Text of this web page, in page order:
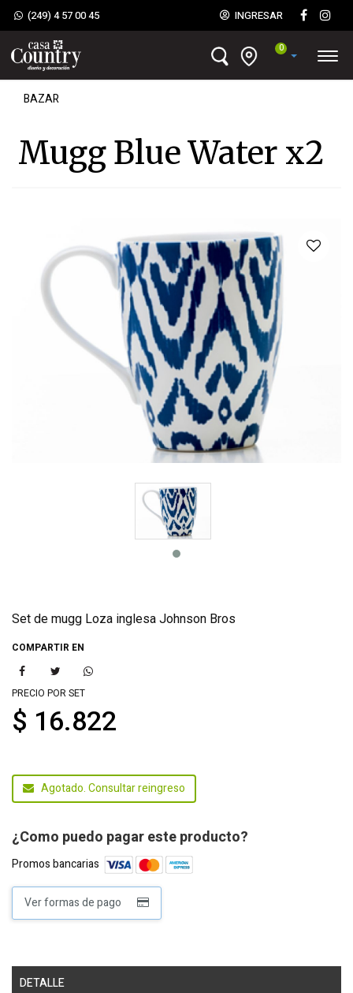
(249) 4 57 00 45 INGRESAR
0
BAZAR
Mugg Blue Water x2
Set de mugg Loza inglesa Johnson Bros
COMPARTIR EN
PRECIO POR SET
$ 16.822
Agotado. Consultar reingreso
¿Como puedo pagar este producto?
Promos bancarias
Ver formas de pago
DETALLE